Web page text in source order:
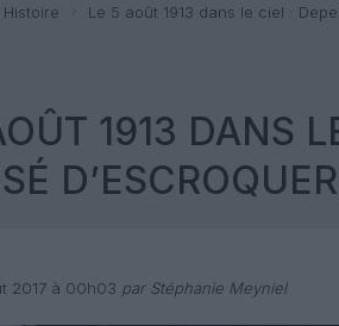
Histoire Le 5 août 1913 dans le ciel :
1913 DANS
2017 à 00h03 par Stéphanie Meyniel